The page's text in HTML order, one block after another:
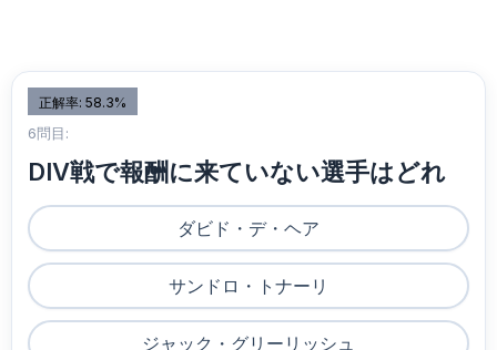
正解率: 58.3%
6問目:
DIV戦で報酬に来ていない選手はどれ
ダビド・デ・ヘア
サンドロ・トナーリ
ジャック・グリーリッシュ